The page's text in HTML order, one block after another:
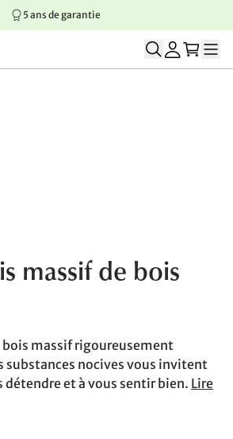
5 ans de garantie
massif de bois
bois massif rigoureusement
substances nocives vous invitent
détendre et à vous sentir bien. Lire